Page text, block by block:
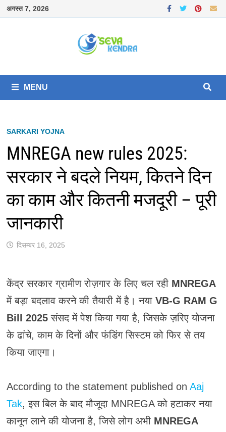
Skip
अगस्त 7, 2026
MENU
SARKARI YOJNA
MNREGA new rules 2025:
सरकार ने बदले नियम, कितने दिन
का काम और कितनी मजदूरी – पूरी
जानकारी
दिसम्बर 16, 2025
केंद्र सरकार ग्रामीण रोज़गार के लिए चल रही MNREGA
में बड़ा बदलाव करने की तैयारी में है। नया VB-G RAM G
Bill 2025संसद में पेश किया गया है, जिसके ज़रिए योजना
के ढांचे, काम के दिनों और फंडिंग सिस्टम को फिर से तय
किया जाएगा।
According to the statement published on Aaj
Tak, इस बिल के बाद मौजूदा MNREGA को हटाकर नया
कानून लाने की योजना है, जिसे लोग अभी MNREGA